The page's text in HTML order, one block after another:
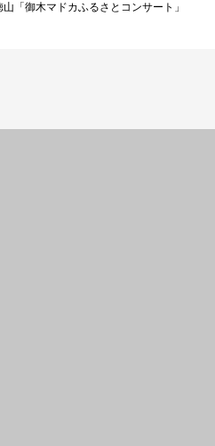
「御木マドカふるさとコンサート」